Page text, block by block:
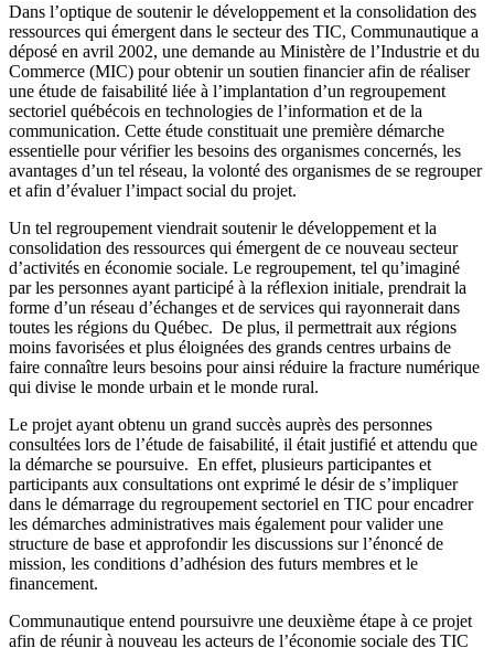
Dans l’optique de soutenir le développement et la consolidation des
ressources qui émergent dans le secteur des TIC, Communautique a
déposé en avril 2002, une demande au Ministère de l’Industrie et du
Commerce (MIC) pour obtenir un soutien financier afin de réaliser
une étude de faisabilité liée à l’implantation d’un regroupement
sectoriel québécois en technologies de l’information et de la
communication. Cette étude constituait une première démarche
essentielle pour vérifier les besoins des organismes concernés, les
avantages d’un tel réseau, la volonté des organismes de se regrouper
et afin d’évaluer l’impact social du projet.
Un tel regroupement viendrait soutenir le développement et la
consolidation des ressources qui émergent de ce nouveau secteur
d’activités en économie sociale. Le regroupement, tel qu’imaginé
par les personnes ayant participé à la réflexion initiale, prendrait la
forme d’un réseau d’échanges et de services qui rayonnerait dans
toutes les régions du Québec. De plus, il permettrait aux régions
moins favorisées et plus éloignées des grands centres urbains de
faire connaître leurs besoins pour ainsi réduire la fracture numérique
qui divise le monde urbain et le monde rural.
Le projet ayant obtenu un grand succès auprès des personnes
consultées lors de l’étude de faisabilité, il était justifié et attendu que
la démarche se poursuive. En effet, plusieurs participantes et
participants aux consultations ont exprimé le désir de s’impliquer
dans le démarrage du regroupement sectoriel en TIC pour encadrer
les démarches administratives mais également pour valider une
structure de base et approfondir les discussions sur l’énoncé de
mission, les conditions d’adhésion des futurs membres et le
financement.
Communautique entend poursuivre une deuxième étape à ce projet
afin de réunir à nouveau les acteurs de l’économie sociale des TIC